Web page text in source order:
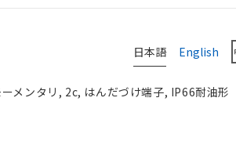
日本語 English
メンタリ, 2c, はんだづけ端子, IP66耐油形